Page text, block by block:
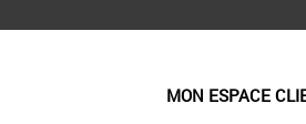
MON ESPACE